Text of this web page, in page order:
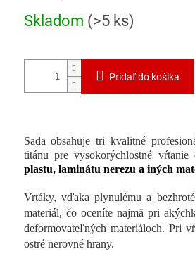
cena:
Skladom (>5 ks)
Pridať do košíka
Sada obsahuje tri kvalitné
titánu pre vysokorýchlostné
plastu, laminátu nerezu a iných
Vrtáky, vďaka plynulému a
materiál, čo oceníte najmä pri
deformovateľných materiáloch. Pri
ostré nerovné hrany.